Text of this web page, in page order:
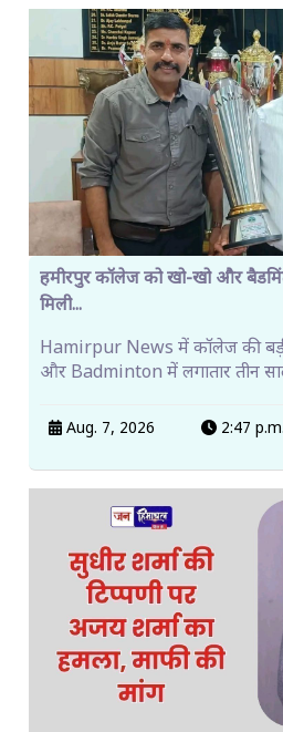
हमीरपुर कॉलेज को खो-खो और
मिली...
Hamirpur News में कॉलेज की
और Badminton में लगातार तीन साल
Aug. 7, 2026 2:47 p.m.